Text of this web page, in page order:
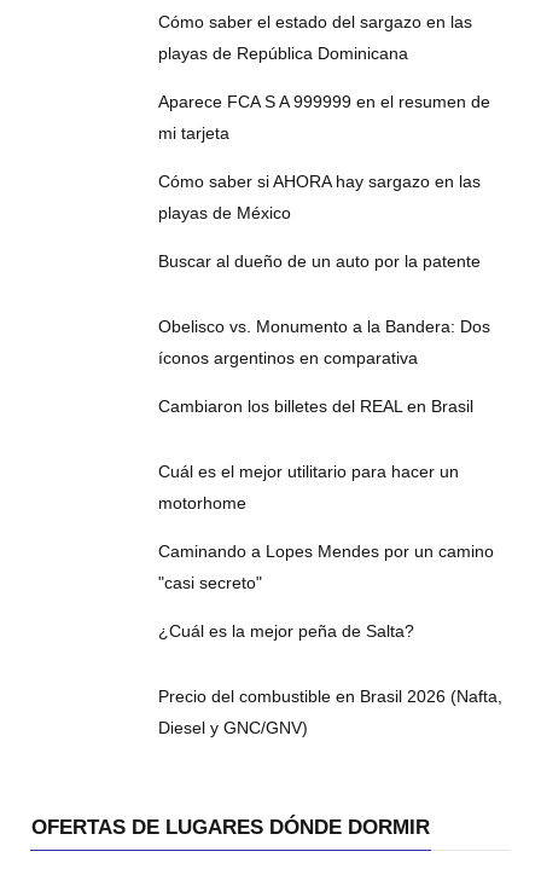
Cómo saber el estado del sargazo en las
playas de República Dominicana
Aparece FCA S A 999999 en el resumen de
mi tarjeta
Cómo saber si AHORA hay sargazo en las
playas de México
Buscar al dueño de un auto por la patente
Obelisco vs. Monumento a la Bandera: Dos
íconos argentinos en comparativa
Cambiaron los billetes del REAL en Brasil
Cuál es el mejor utilitario para hacer un
motorhome
Caminando a Lopes Mendes por un camino
"casi secreto"
¿Cuál es la mejor peña de Salta?
Precio del combustible en Brasil 2026 (Nafta,
Diesel y GNC/GNV)
OFERTAS DE LUGARES DÓNDE DORMIR